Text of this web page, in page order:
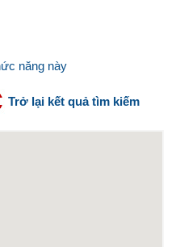
năng này
Trở lại kết quả tìm kiếm